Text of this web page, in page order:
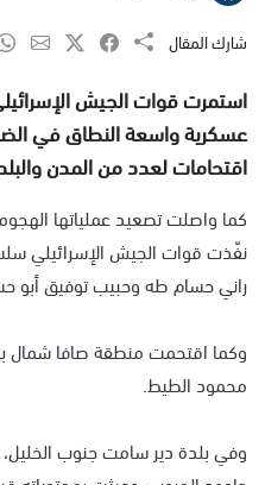
شارك المقال
استمرت قوات الجيش
عسكرية واسعة النطاق في
اقتحامات لعدد من المدن
كما واصلت تصعيد عملياتها
نفّذت قوات الجيش الإسرائيلي
راني حسام طه وحبيب توفيق أبو
وكما اقتحمت منطقة صافا شمال
محمود الطيط.
وفي بلدة دير سامت جنوب